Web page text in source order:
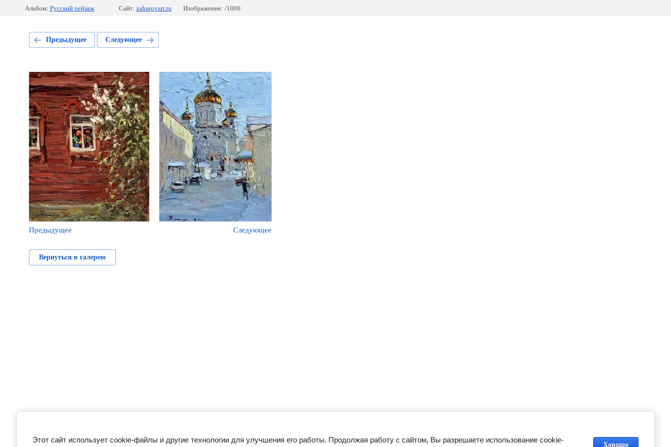
Альбом: Русский пейзаж Сайт: zaharovart.ru Изображение: /1000
Предыдущее Следующее
Предыдущее Следующее
Вернуться в галерею
Этот сайт использует cookie-файлы и другие технологии для улучшения его работы. Продолжая работу с сайтом, Вы разрешаете использование cookie-
Хорошо